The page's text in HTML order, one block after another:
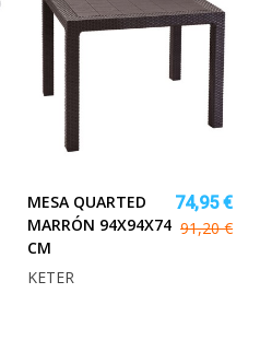
MESA QUARTED
MARRÓN 94X94X74
CM
74,95 €
91,20 €
KETER